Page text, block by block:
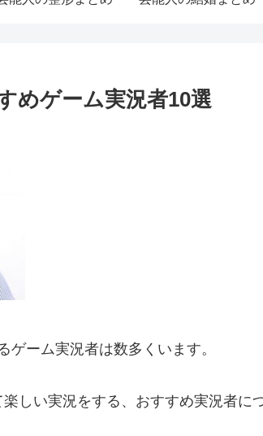
めゲーム実況者10選
ーム実況者は数多くいます。
しい実況をする、おすすめ実況者に